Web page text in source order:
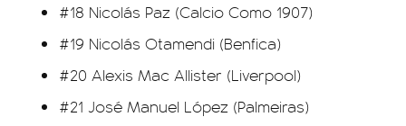
#18 Nicolás Paz (Calcio Como 1907)
#19 Nicolás Otamendi (Benfica)
#20 Alexis Mac Allister (Liverpool)
#21 José Manuel López (Palmeiras)